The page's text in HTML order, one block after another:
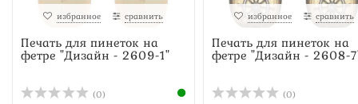
избранное сравнить
Печать для пинеток на
фетре "Дизайн - 2609-1"
(0)
избранное сравнить
Печать для пинеток на
фетре "Дизайн - 2608-
(0)